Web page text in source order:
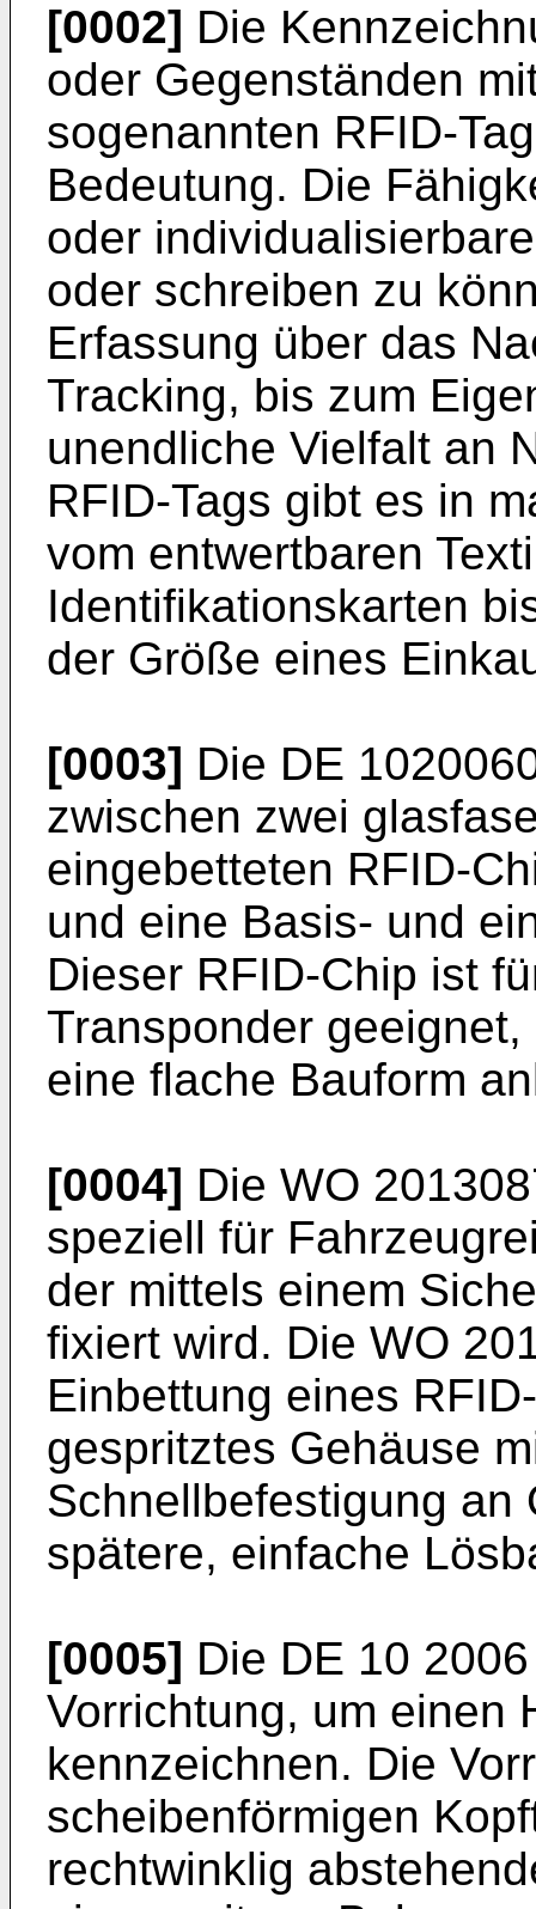
[0002] Die
oder Gegenständen
sogenannten RFID-
Bedeutung. Die
oder
oder schreiben zu
Erfassung über das
Tracking, bis zum
unendliche Vielfalt an
RFID-Tags gibt es in
vom entwertbaren
Identifikationskarten
der Größe eines
[0003] Die DE
zwischen zwei
eingebetteten RFID-
und eine Basis- und
Dieser RFID-Chip ist
Transponder
eine flache Bauform
[0004] Die WO
speziell für
der mittels einem
fixiert wird. Die WO
Einbettung eines
gespritztes Gehäuse
Schnellbefestigung an
spätere, einfache
[0005] Die DE 10
Vorrichtung, um einen
kennzeichnen. Die
scheibenförmigen
rechtwinklig